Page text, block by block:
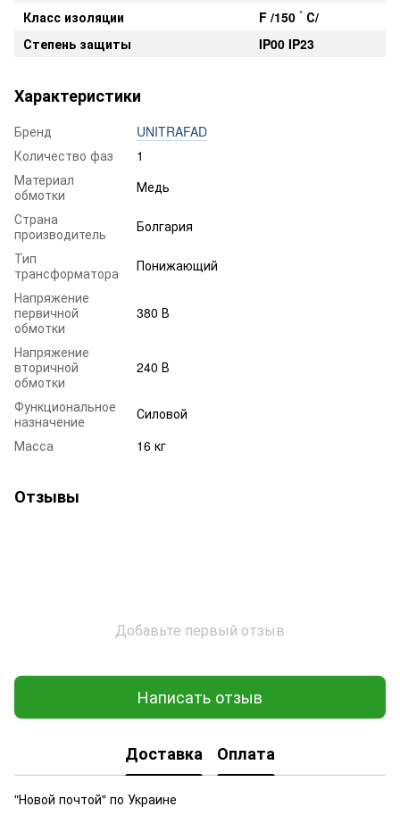
Класс изоляции
F /150 ° С/
Степень защиты
IP00 IP23
Характеристики
Бренд
UNITRAFAD
Количество фаз
1
Материал
обмотки
Медь
Страна
производитель
Болгария
Тип
трансформатора
Понижающий
Напряжение
первичной
обмотки
380 В
Напряжение
вторичной
обмотки
240 В
Функциональное
назначение
Силовой
Масса
16 кг
Отзывы
Добавьте первый отзыв
Написать отзыв
Доставка Оплата
"Новой почтой" по Украине